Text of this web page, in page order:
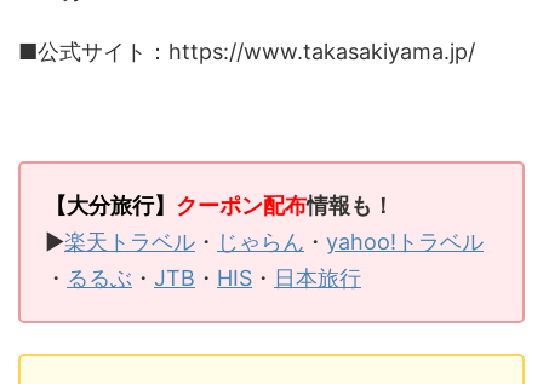
■公式サイト：https://www.takasakiyama.jp/
【大分旅行】 クーポン配布情報も！
▶楽天トラベル ・ じゃらん ・ yahoo!トラベル
・ るるぶ ・ JTB ・ HIS ・ 日本旅行